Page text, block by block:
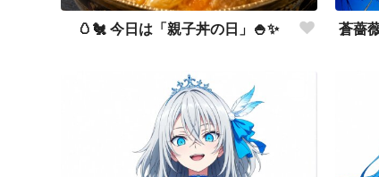
🥚🐔 今日は「親子丼の日」🍚✨